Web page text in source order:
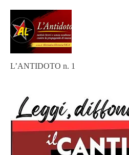
L’ANTIDOTO n. 1